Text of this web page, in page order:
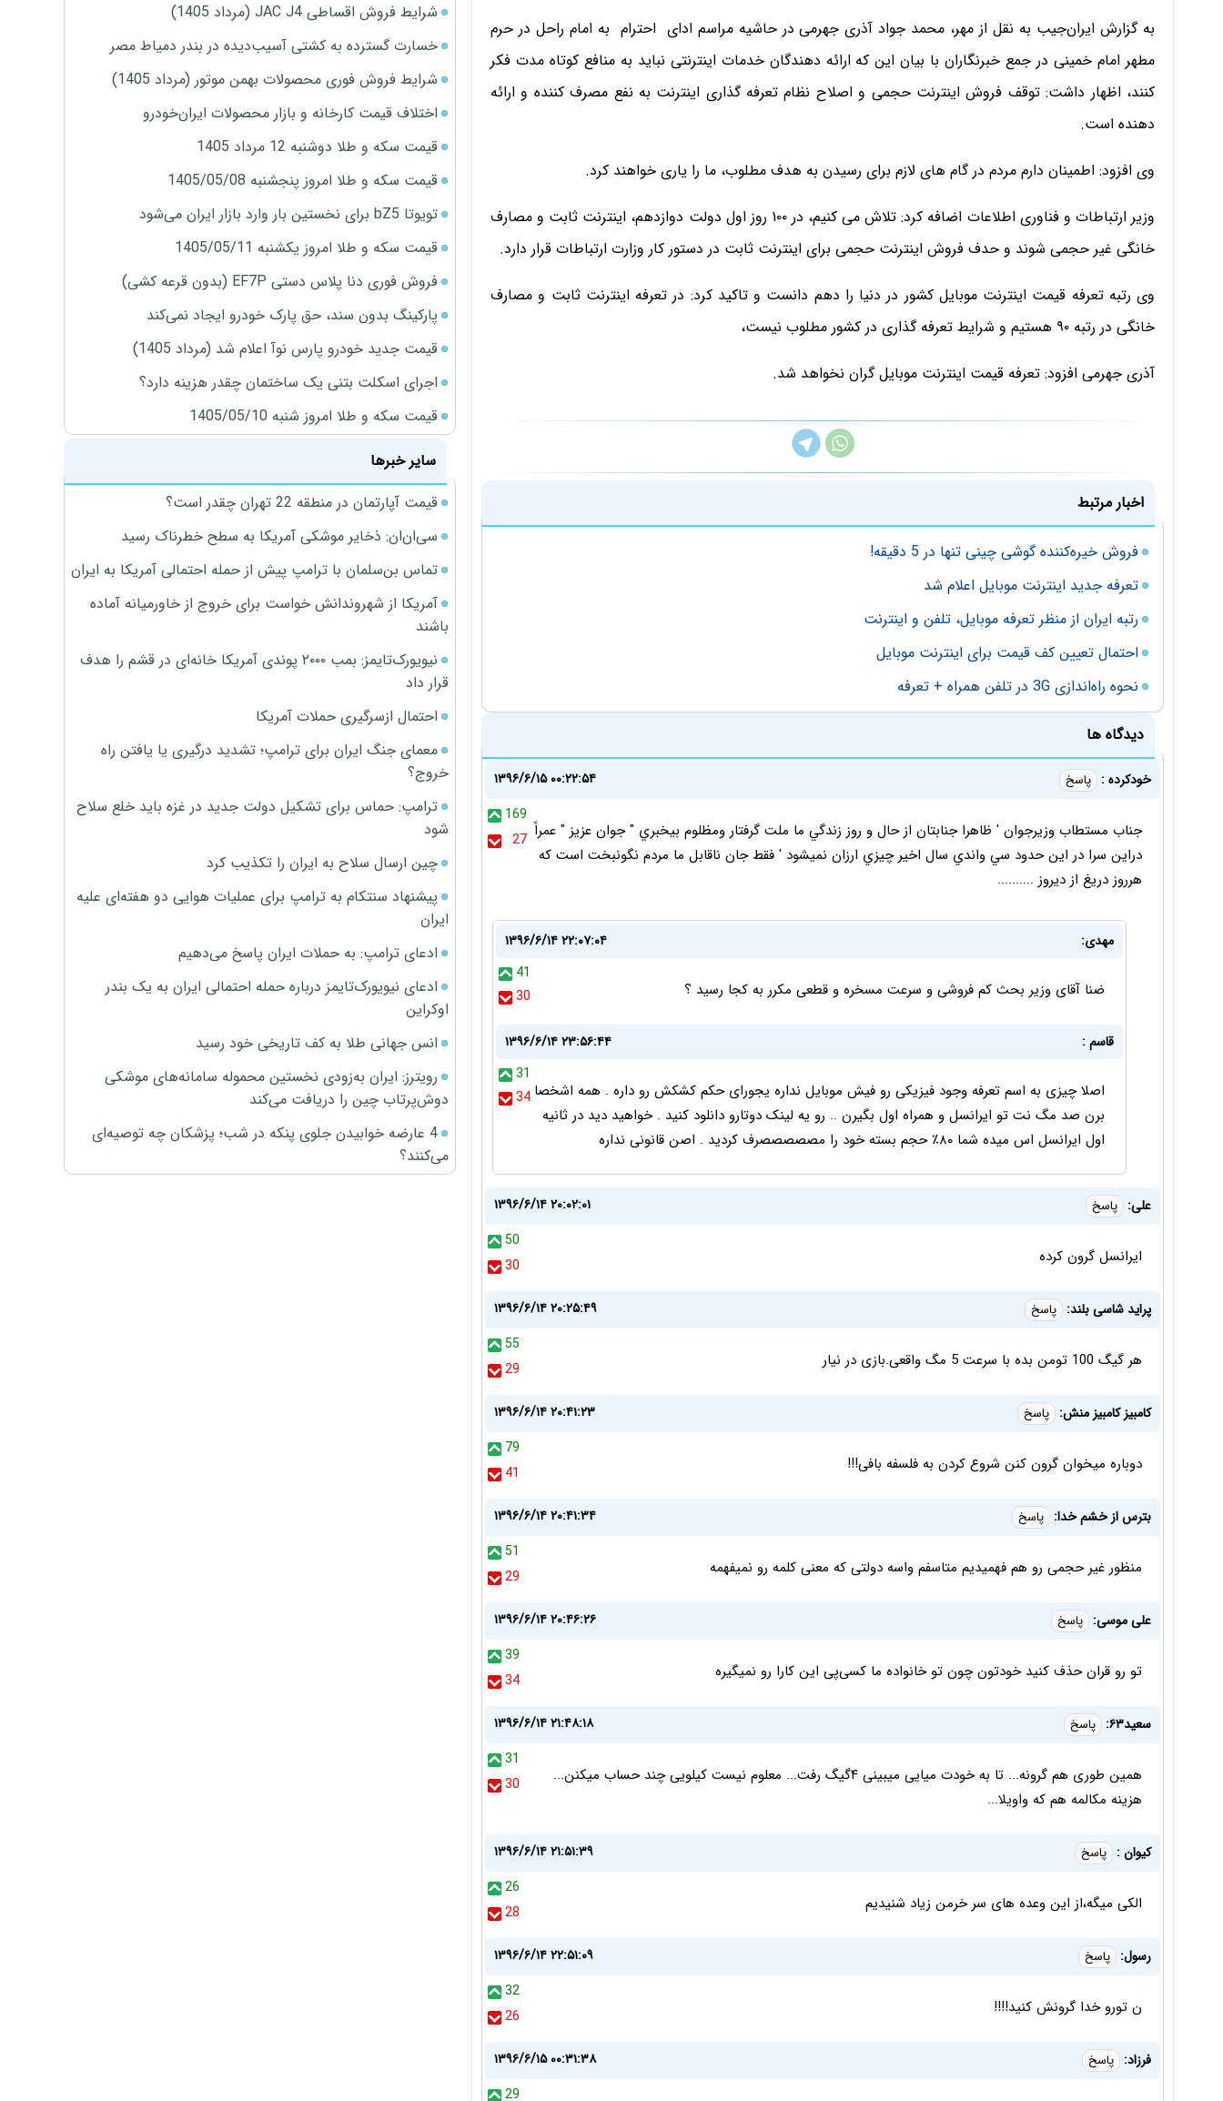
به گزارش ایران‌جیب به نقل از مهر، محمد جواد آذری جهرمی در حاشیه مراسم ادای احترام به امام راحل در حرم
مطهر امام خمینی در جمع خبرنگاران با بیان این که ارائه دهندگان خدمات اینترنتی نباید به منافع کوتاه مدت فکر
کنند، اظهار داشت: توقف فروش اینترنت حجمی و اصلاح نظام تعرفه گذاری اینترنت به نفع مصرف کننده و ارائه
دهنده است.
وی افزود: اطمینان دارم مردم در گام های لازم برای رسیدن به هدف مطلوب، ما را یاری خواهند کرد.
وزیر ارتباطات و فناوری اطلاعات اضافه کرد: تلاش می کنیم، در ۱۰۰ روز اول دولت دوازدهم، اینترنت ثابت و مصارف
خانگی غیر حجمی شوند و حدف فروش اینترنت حجمی برای اینترنت ثابت در دستور کار وزارت ارتباطات قرار دارد.
وی رتبه تعرفه قیمت اینترنت موبایل کشور در دنیا را دهم دانست و تاکید کرد: در تعرفه اینترنت ثابت و مصارف
خانگی در رتبه ۹۰ هستیم و شرایط تعرفه گذاری در کشور مطلوب نیست،
آذری جهرمی افزود: تعرفه قیمت اینترنت موبایل گران نخواهد شد.
اخبار مرتبط
فروش خیره‌کننده گوشی چینی تنها در 5 دقیقه!
تعرفه جدید اینترنت موبایل اعلام شد
رتبه ایران از منظر تعرفه موبایل، تلفن و اینترنت
احتمال تعیین کف قیمت برای اینترنت موبایل
نحوه راه‌اندازی 3G در تلفن همراه + تعرفه
دیدگاه ها
خودكرده : پاسخ
۱۳۹۶/۶/۱۵ ۰۰:۲۲:۵۴
169
27 جناب مستطاب وزيرجوان ' ظاهرا جنابتان از حال و روز زندگي ما ملت گرفتار ومظلوم بيخبري " جوان عزيز " عمراً
دراين سرا در اين حدود سي واندي سال اخير چيزي ارزان نميشود ' فقط جان ناقابل ما مردم نگونبخت است كه
هرروز دريغ از ديروز ..........
مهدی:
۱۳۹۶/۶/۱۴ ۲۲:۰۷:۰۴
41
30
ضنا آقای وزیر بحث کم فروشی و سرعت مسخره و قطعی مکرر به کجا رسید ؟
قاسم :
۱۳۹۶/۶/۱۴ ۲۳:۵۶:۴۴
31
34 اصلا چیزی به اسم تعرفه وجود فیزیکی رو فیش موبایل نداره یجورای حکم کشکش رو داره . همه اشخصا
برن صد مگ نت تو ایرانسل و همراه اول بگیرن .. رو یه لینک دوتارو دانلود کنید . خواهید دید در ثانیه
اول ایرانسل اس میده شما ۸۰٪ حجم بسته خود را مصصصصصرف کردید . اصن قانونی نداره
علی: پاسخ
۱۳۹۶/۶/۱۴ ۲۰:۰۲:۰۱
50
30
ایرانسل گرون کرده
پراید شاسی بلند: پاسخ
۱۳۹۶/۶/۱۴ ۲۰:۲۵:۴۹
55
29
هر گیگ 100 تومن بده با سرعت 5 مگ واقعی.بازی در نیار
کامبیز کامبیز منش: پاسخ
۱۳۹۶/۶/۱۴ ۲۰:۴۱:۲۳
79
41
دوباره میخوان گرون کنن شروع کردن به فلسفه بافی!!!
بترس از خشم خدا: پاسخ
۱۳۹۶/۶/۱۴ ۲۰:۴۱:۳۴
51
29
منظور غیر حجمی رو هم فهمیدیم متاسفم واسه دولتی که معنی کلمه رو نمیفهمه
علی موسی: پاسخ
۱۳۹۶/۶/۱۴ ۲۰:۴۶:۲۶
39
34
تو رو قران حذف کنید خودتون چون تو خانواده ما کسی‌پی این کارا رو نمیگیره
سعید۶۳: پاسخ
۱۳۹۶/۶/۱۴ ۲۱:۴۸:۱۸
31
30
همین طوری هم گرونه... تا به خودت میایی میبینی ۴گیگ رفت... معلوم نیست کیلویی چند حساب میکنن...
هزینه مکالمه هم که واویلا...
کیوان : پاسخ
۱۳۹۶/۶/۱۴ ۲۱:۵۱:۳۹
26
28
الکی میگه،از این وعده های سر خرمن زیاد شنیدیم
رسول: پاسخ
۱۳۹۶/۶/۱۴ ۲۲:۵۱:۰۹
32
26
ن تورو خدا گرونش کنید!!!!
فرزاد: پاسخ
۱۳۹۶/۶/۱۵ ۰۰:۳۱:۳۸
29
شرایط فروش اقساطی JAC J4 (مرداد 1405)
خسارت گسترده به کشتی آسیب‌دیده در بندر دمیاط مصر
شرایط فروش فوری محصولات بهمن موتور (مرداد 1405)
اختلاف قیمت کارخانه و بازار محصولات ایران‌خودرو
قیمت سکه و طلا دوشنبه 12 مرداد 1405
قیمت سکه و طلا امروز پنجشنبه 1405/05/08
تویوتا bZ5 برای نخستین بار وارد بازار ایران می‌شود
قیمت سکه و طلا امروز یکشنبه 1405/05/11
فروش فوری دنا پلاس دستی EF7P (بدون قرعه کشی)
پارکینگ بدون سند، حق پارک خودرو ایجاد نمی‌کند
قیمت جدید خودرو پارس نوآ اعلام شد (مرداد 1405)
اجرای اسکلت بتنی یک ساختمان چقدر هزینه دارد؟
قیمت سکه و طلا امروز شنبه 1405/05/10
سایر خبرها
قیمت آپارتمان در منطقه 22 تهران چقدر است؟
سی‌ان‌ان: ذخایر موشکی آمریکا به سطح خطرناک رسید
تماس بن‌سلمان با ترامپ پیش از حمله احتمالی آمریکا به ایران
آمریکا از شهروندانش خواست برای خروج از خاورمیانه آماده
باشند
نیویورک‌تایمز: بمب ۲۰۰۰ پوندی آمریکا خانه‌ای در قشم را هدف
قرار داد
احتمال ازسرگیری حملات آمریکا
معمای جنگ ایران برای ترامپ؛ تشدید درگیری یا یافتن راه
خروج؟
ترامپ: حماس برای تشکیل دولت جدید در غزه باید خلع سلاح
شود
چین ارسال سلاح به ایران را تکذیب کرد
پیشنهاد سنتکام به ترامپ برای عملیات هوایی دو هفته‌ای علیه
ایران
ادعای ترامپ: به حملات ایران پاسخ می‌دهیم
ادعای نیویورک‌تایمز درباره حمله احتمالی ایران به یک بندر
اوکراین
انس جهانی طلا به کف تاریخی خود رسید
رویترز: ایران به‌زودی نخستین محموله سامانه‌های موشکی
دوش‌پرتاب چین را دریافت می‌کند
4 عارضه خوابیدن جلوی پنکه در شب؛ پزشکان چه توصیه‌ای
می‌کنند؟